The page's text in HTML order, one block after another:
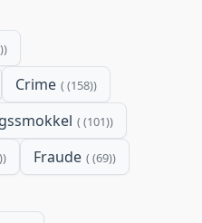
Crime (158)
(101)
Fraude (69)